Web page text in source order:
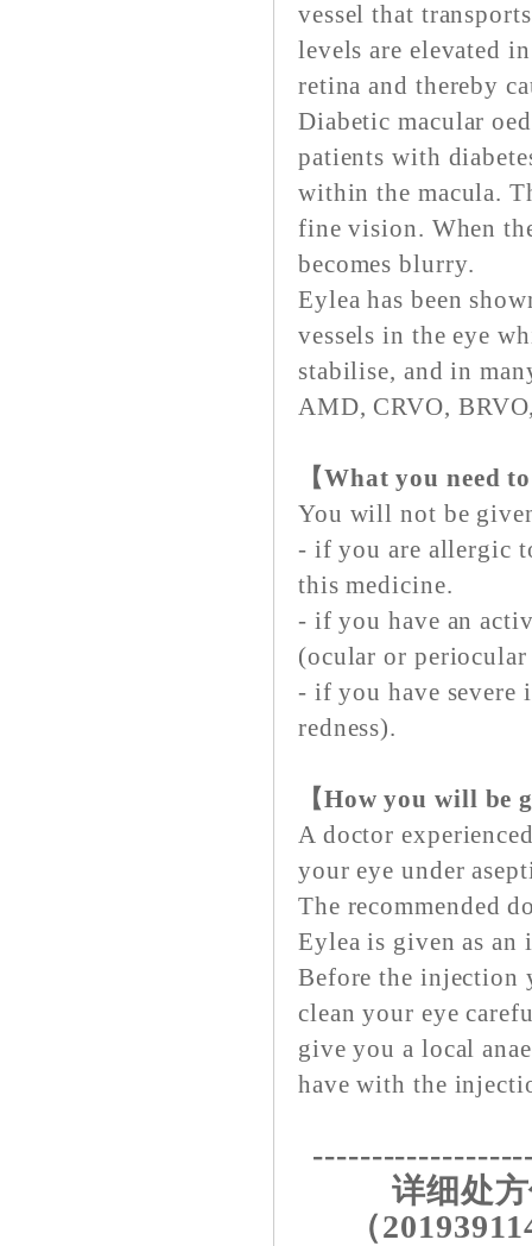
vessel that
levels are elevated
retina and thereby
Diabetic macular
patients with
within the macula.
fine vision. When
becomes blurry.
Eylea has been
vessels in the eye
stabilise, and in
AMD, CRVO,
【What you need
You will not be
- if you are allergic
this medicine.
- if you have an
(ocular or
- if you have severe
redness).
【How you will be
A doctor
your eye under
The recommended
Eylea is given as
Before the injection
clean your eye
give you a local
have with the
详细处
（